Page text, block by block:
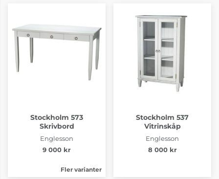
Stockholm 573
Skrivbord
Englesson
9 000 kr
Fler varianter
Stockholm 537
Vitrinskåp
Englesson
8 000 kr